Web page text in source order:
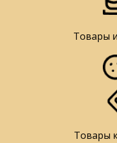
Товары
Товары